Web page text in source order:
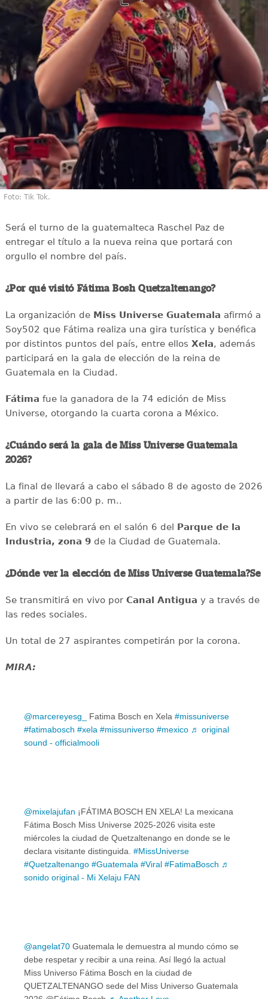
Foto: Tik Tok.
Será el turno de la guatemalteca Raschel Paz de
entregar el título a la nueva reina que portará con
orgullo el nombre del país.
¿Por qué visitó Fátima Bosh Quetzaltenango?
La organización de Miss Universe Guatemala afirmó a
Soy502 que Fátima realiza una gira turística y benéfica
por distintos puntos del país, entre ellos Xela, además
participará en la gala de elección de la reina de
Guatemala en la Ciudad.
Fátima fue la ganadora de la 74 edición de Miss
Universe, otorgando la cuarta corona a México.
¿Cuándo será la gala de Miss Universe Guatemala
2026?
La final de llevará a cabo el sábado 8 de agosto de 2026
a partir de las 6:00 p. m..
En vivo se celebrará en el salón 6 del Parque de la
Industria, zona 9de la Ciudad de Guatemala.
¿Dónde ver la elección de Miss Universe Guatemala?Se
Se transmitirá en vivo porCanal Antigua y a través de
las redes sociales.
Un total de 27 aspirantes competirán por la corona.
MIRA:
@marcereyesg_ Fatima Bosch en Xela #missuniverse
#fatimabosch #xela #missuniverso #mexico ♬ original
sound - officialmooli
@mixelajufan ¡FÁTIMA BOSCH EN XELA! La mexicana
Fátima Bosch Miss Universe 2025-2026 visita este
miércoles la ciudad de Quetzaltenango en donde se le
declara visitante distinguida. #MissUniverse
#Quetzaltenango #Guatemala #Viral #FatimaBosch ♬
sonido original - Mi Xelaju FAN
@angelat70 Guatemala le demuestra al mundo cómo se
debe respetar y recibir a una reina. Así llegó la actual
Miss Universo Fátima Bosch en la ciudad de
QUETZALTENANGO sede del Miss Universo Guatemala